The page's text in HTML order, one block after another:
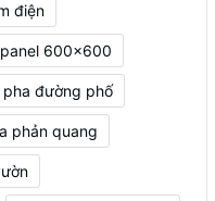
điện
600x600
đường phố
phản quang